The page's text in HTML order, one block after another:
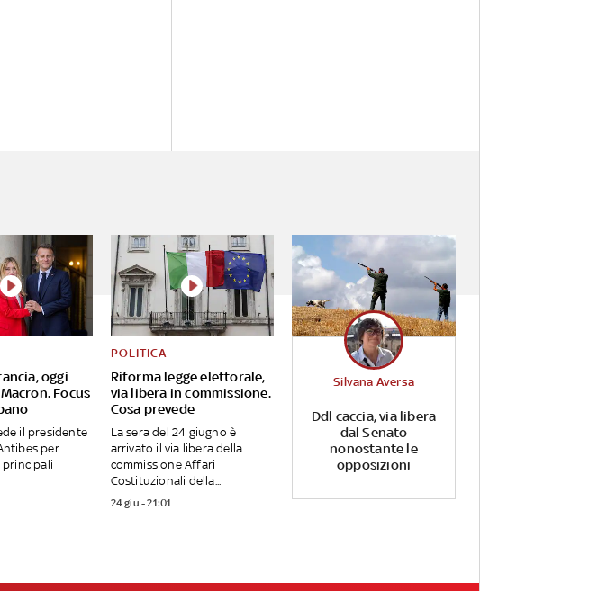
oggi
Focus
il presidente
per
principali
Riforma legge elettorale,
via libera in commissione.
Cosa prevede
POLITICA
La sera del 24 giugno è
arrivato il via libera della
commissione Affari
Costituzionali della...
24 giu - 21:01
Ddl caccia, via libera
dal Senato
nonostante le
opposizioni
Silvana Aversa